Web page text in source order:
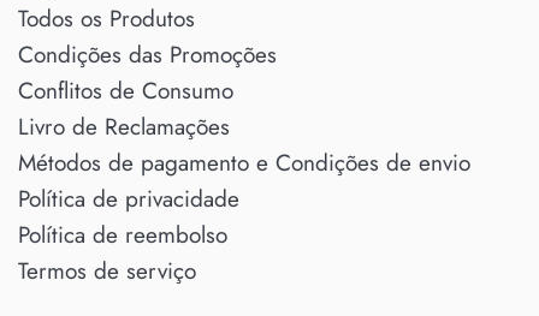
Todos os Produtos
Condições das Promoções
Conflitos de Consumo
Livro de Reclamações
Métodos de pagamento e Condições de envio
Política de privacidade
Política de reembolso
Termos de serviço